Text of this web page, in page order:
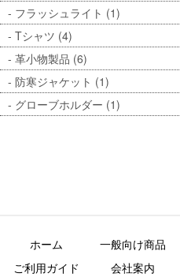
フラッシュライト (1)
Tシャツ (4)
革小物製品 (6)
防寒ジャケット (1)
グローブホルダー (1)
ホーム 一般向け商品
ご利用ガイド
会社案内